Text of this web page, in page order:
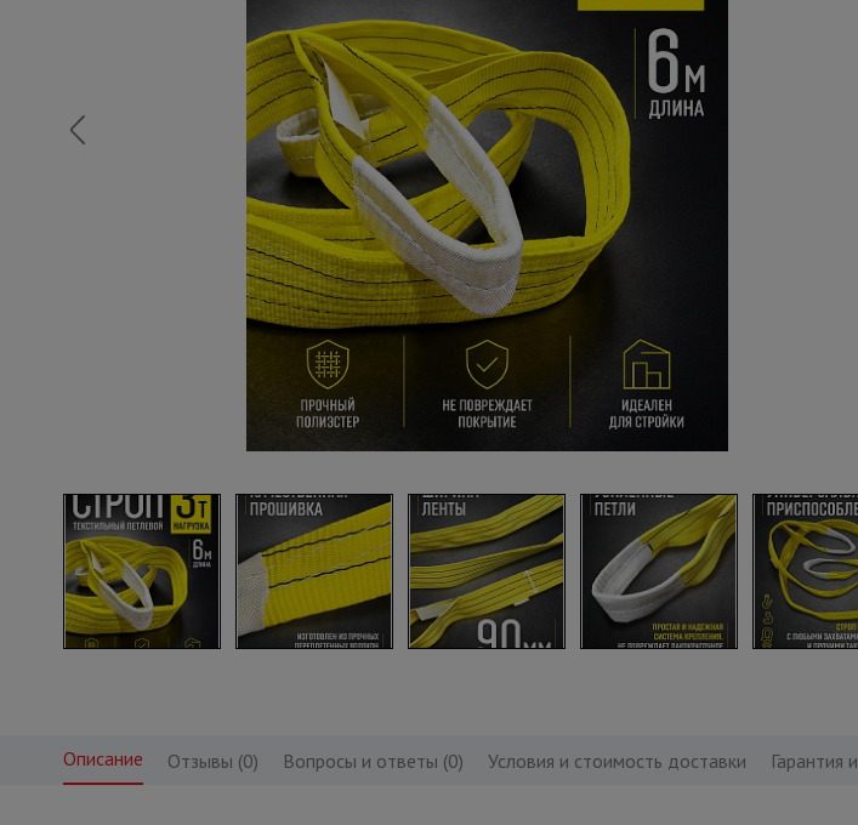
Оборудование для работы с арматурой
Оборудование для бетонных работ
Техника для склада
Тачки строительные и садовые
Лестницы и стремянки
Штукатурные комплекты
Сварочные аппараты
Тепловые пушки
Металл и металлообработка
Описание Отзывы (0) Вопросы и ответы (0) Условия и стоимость доставки Гарантия